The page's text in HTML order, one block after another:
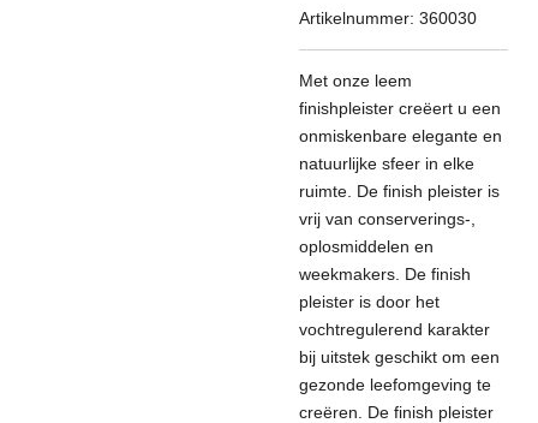
Artikelnummer: 360030
Met onze leem
finishpleister creëert u een
onmiskenbare elegante en
natuurlijke sfeer in elke
ruimte. De finish pleister is
vrij van conserverings-,
oplosmiddelen en
weekmakers. De finish
pleister is door het
vochtregulerend karakter
bij uitstek geschikt om een
gezonde leefomgeving te
creëren. De finish pleister